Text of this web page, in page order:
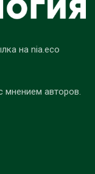
на nia.eco
мнением авторов.